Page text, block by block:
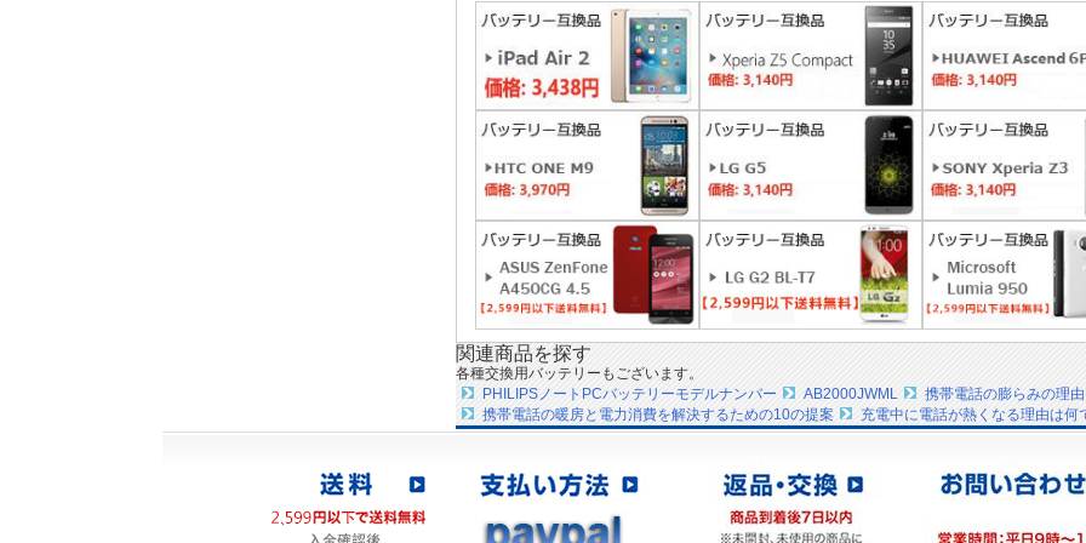
関連商品を探す
各種交換用バッテリーもございます。
PHILIPSノートPCバッテリーモデルナンバー
AB2000JWML
携帯電話の膨らみの理由
携帯電話の暖房と電力消費を解決するための10の提案
充電中に電話が熱くなる理由は何